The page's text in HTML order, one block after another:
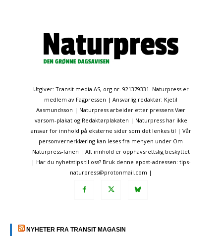
Utgiver: Transit media AS, org.nr. 921379331. Naturpress er
medlem av Fagpressen | Ansvarlig redaktør: Kjetil
Aasmundsson | Naturpress arbeider etter pressens Vær
varsom-plakat og Redaktørplakaten | Naturpress har ikke
ansvar for innhold på eksterne sider som det lenkes til | Vår
personvernerklæring kan leses fra menyen under Om
Naturpress-fanen | Alt innhold er opphavsrettslig beskyttet
| Har du nyhetstips til oss? Bruk denne epost-adressen: tips-
naturpress@protonmail.com |
NYHETER FRA TRANSIT MAGASIN